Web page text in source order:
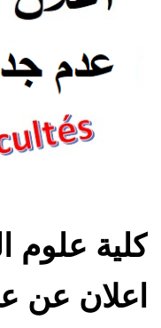
كلية علوم
اعلان عن